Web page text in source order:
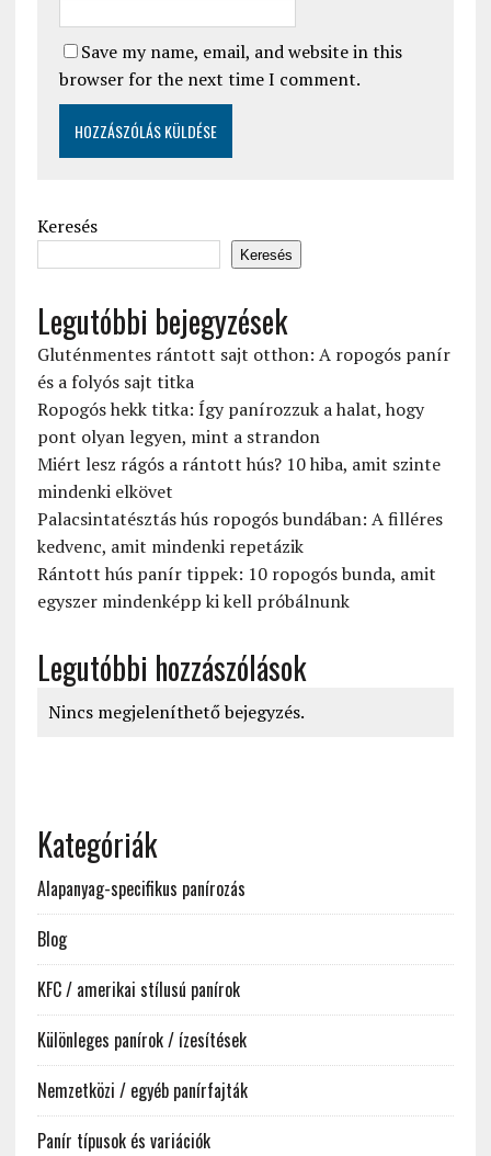
Save my name, email, and website in this
browser for the next time I comment.
Keresés
Keresés
Legutóbbi bejegyzések
Gluténmentes rántott sajt otthon: A ropogós panír
és a folyós sajt titka
Ropogós hekk titka: Így panírozzuk a halat, hogy
pont olyan legyen, mint a strandon
Miért lesz rágós a rántott hús? 10 hiba, amit szinte
mindenki elkövet
Palacsintatésztás hús ropogós bundában: A filléres
kedvenc, amit mindenki repetázik
Rántott hús panír tippek: 10 ropogós bunda, amit
egyszer mindenképp ki kell próbálnunk
Legutóbbi hozzászólások
Nincs megjeleníthető bejegyzés.
Kategóriák
Alapanyag-specifikus panírozás
Blog
KFC / amerikai stílusú panírok
Különleges panírok / ízesítések
Nemzetközi / egyéb panírfajták
Panír típusok és variációk